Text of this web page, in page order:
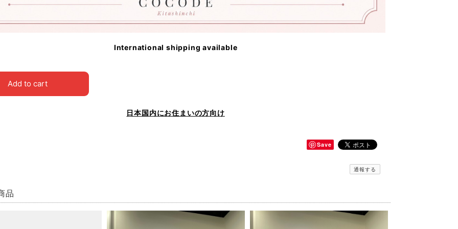
International shipping available
Add to cart
日本国内にお住まいの方向け
Save
通報する
品